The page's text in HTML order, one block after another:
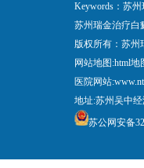
Keywords：苏
苏州瑞金治疗白
版权所有：苏
网站地图:html地
医院网站
地址:苏州吴中
苏公网安备